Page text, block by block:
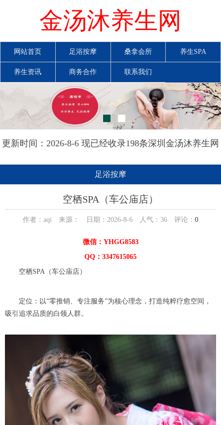
金汤沐养生网
网站首页 足浴按摩 桑拿会所 养生SPA
养生资讯 商务合作 联系我们
更新时间：2026-8-6 现已经收录198条深圳金汤沐养生网
足浴按摩
空栖SPA（车公庙店）
作者：aqi 来源： 日期：2026-8-6 人气： 36 评论： 0
微信：YHGG8583
QQ：3347615065
空栖SPA（车公庙店）
定位：以“零推销、专注服务”为核心理念，打造纯粹疗愈空间，
吸引追求品质的白领人群。